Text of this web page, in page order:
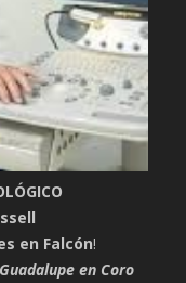
en Falcón!
en Coro